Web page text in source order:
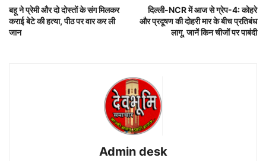
बहू ने प्रेमी और दो दोस्तों के संग मिलकर
कराई बेटे की हत्या, पीठ पर वार कर ली
जान
दिल्ली-NCR में आज से ग्रेप-4: कोहरे
और प्रदूषण की दोहरी मार के बीच प्रतिबंध
लागू, जानें किन चीजों पर पाबंदी
Admin desk